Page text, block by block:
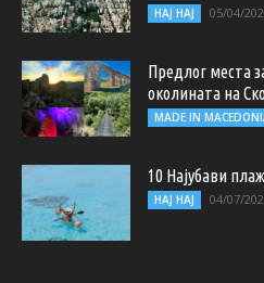
НАЈ НАЈ 05/04/
Предлог места
околината на
MADE IN
10 Најубави
НАЈ НАЈ 04/07/